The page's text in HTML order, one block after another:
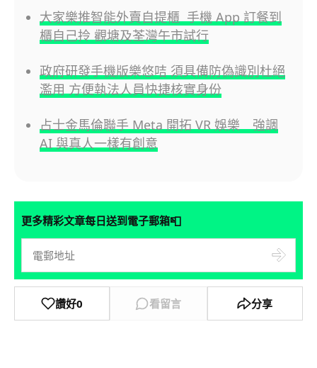
大家樂推智能外賣自提櫃 手機 App 訂餐到
櫃自己拎 觀塘及荃灣午市試行
政府研發手機版樂悠咭 須具備防偽識別杜絕
濫用 方便執法人員快捷核實身份
占士金馬倫聯手 Meta 開拓 VR 娛樂 強調
AI 與真人一樣有創意
更多精彩文章每日送到電子郵箱📮
讚好0 看留言 分享